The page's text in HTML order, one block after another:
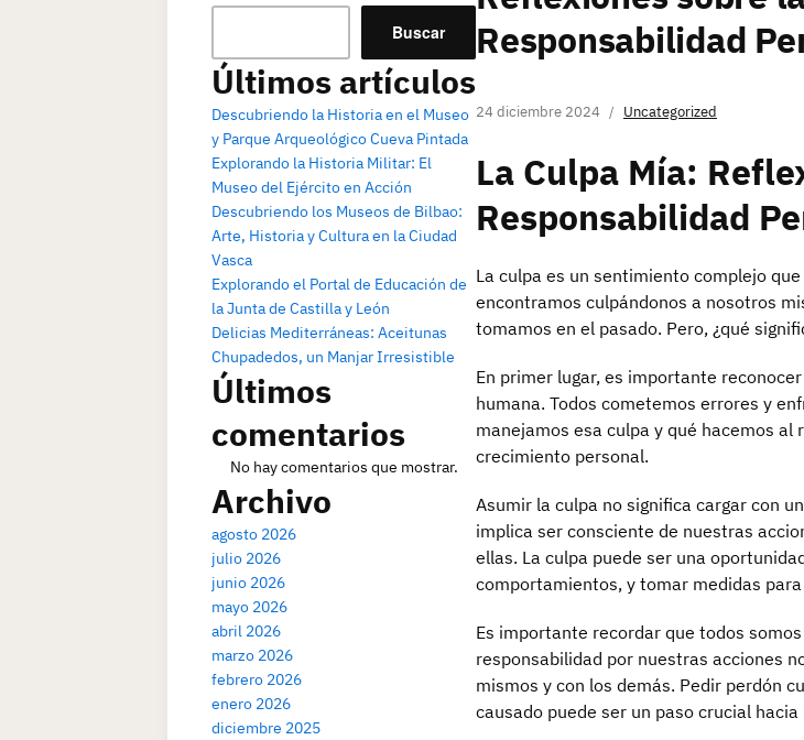
Buscar
Últimos artículos
Descubriendo la Historia en el Museo
y Parque Arqueológico Cueva Pintada
Explorando la Historia Militar: El
Museo del Ejército en Acción
Descubriendo los Museos de Bilbao:
Arte, Historia y Cultura en la Ciudad
Vasca
Explorando el Portal de Educación de
la Junta de Castilla y León
Delicias Mediterráneas: Aceitunas
Chupadedos, un Manjar Irresistible
Últimos
comentarios
No hay comentarios que mostrar.
Archivo
agosto 2026
julio 2026
junio 2026
mayo 2026
abril 2026
marzo 2026
febrero 2026
enero 2026
diciembre 2025
Responsabilidad
24 diciembre 2024 Uncategorized
La Culpa Mía:
Responsabilidad
La culpa es un sentimiento complejo
encontramos culpándonos a nosotros
tomamos en el pasado. Pero, ¿qué
En primer lugar, es importante
humana. Todos cometemos errores y
manejamos esa culpa y qué hacemos
crecimiento personal.
Asumir la culpa no significa cargar con
implica ser consciente de nuestras
ellas. La culpa puede ser una
comportamientos, y tomar medidas
Es importante recordar que todos
responsabilidad por nuestras acciones
mismos y con los demás. Pedir perdón
causado puede ser un paso crucial